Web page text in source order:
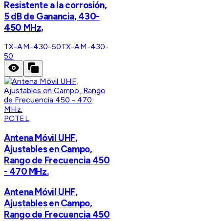
Resistente a la corrosión,
5 dB de Ganancia, 430-
450 MHz,
TX-AM-430-50TX-AM-430-
50
PCTEL
Antena Móvil UHF,
Ajustables en Campo,
Rango de Frecuencia 450
- 470 MHz.
Antena Móvil UHF,
Ajustables en Campo,
Rango de Frecuencia 450